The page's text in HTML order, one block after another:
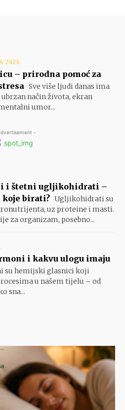
2026.
– prirodna pomoć za
Sve više ljudi danas ima
način života, ekran
umor...
-
i štetni ugljikohidrati –
birati? Ugljikohidrati su
uz proteine i masti.
za organizam, posebno...
i kakvu ulogu imaju
su hemijski glasnici koji
u našem tijelu – od
sna...